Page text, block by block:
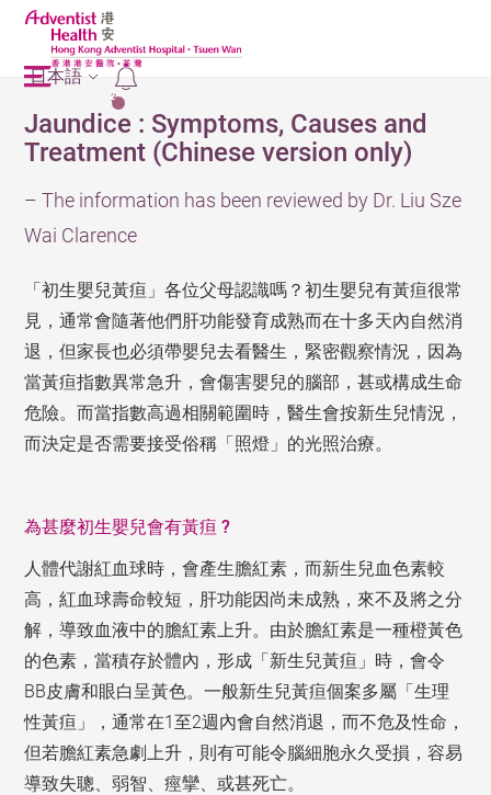
2
日本語
Jaundice : Symptoms, Causes and
Treatment (Chinese version only)
– The information has been reviewed by Dr. Liu Sze
Wai Clarence
「初生嬰兒黃疸」各位父母認識嗎？初生嬰兒有黃疸很常
見，通常會隨著他們肝功能發育成熟而在十多天內自然消
退，但家長也必須帶嬰兒去看醫生，緊密觀察情況，因為
當黃疸指數異常急升，會傷害嬰兒的腦部，甚或構成生命
危險。而當指數高過相關範圍時，醫生會按新生兒情況，
而決定是否需要接受俗稱「照燈」的光照治療。
為甚麼初生嬰兒會有黃疸 ?
人體代謝紅血球時，會產生膽紅素，而新生兒血色素較
高，紅血球壽命較短，肝功能因尚未成熟，來不及將之分
解，導致血液中的膽紅素上升。由於膽紅素是一種橙黃色
的色素，當積存於體內，形成「新生兒黃疸」時，會令
BB皮膚和眼白呈黃色。一般新生兒黃疸個案多屬「生理
性黃疸」，通常在1至2週內會自然消退，而不危及性命，
但若膽紅素急劇上升，則有可能令腦細胞永久受損，容易
導致失聰、弱智、痙攣、或甚死亡。